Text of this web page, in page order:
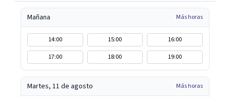
Mañana Más horas
14:00 15:00
16:00
17:00
18:00 19:00
Martes, 11 de agosto Más horas